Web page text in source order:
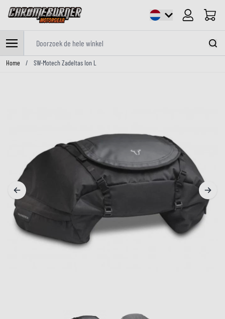
Cart
Ga naar de inhoud
Home / SW-Motech Zadeltas Ion L